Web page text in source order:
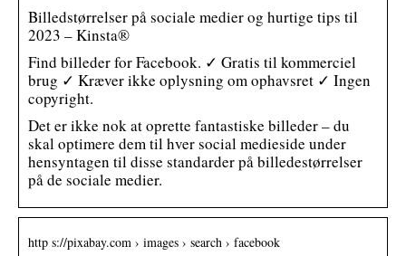
Billedstørrelser på sociale medier og hurtige tips til
2023 – Kinsta®
Find billeder for Facebook. ✓ Gratis til kommerciel
brug ✓ Kræver ikke oplysning om ophavsret ✓ Ingen
copyright.
Det er ikke nok at oprette fantastiske billeder – du
skal optimere dem til hver social medieside under
hensyntagen til disse standarder på billedestørrelser
på de sociale medier.
http s://pixabay.com › images › search › facebook